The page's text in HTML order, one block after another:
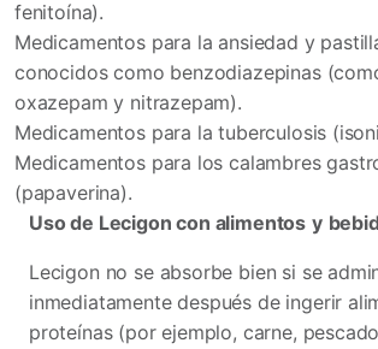
fenitoína).
Medicamentos para la ansiedad y
conocidos como benzodiazepinas
oxazepam y nitrazepam).
Medicamentos para la tuberculosis
Medicamentos para los calambres
(papaverina).
Uso de Lecigon con alimentos y
Lecigon no se absorbe bien si se
inmediatamente después de ingerir
proteínas (por ejemplo, carne,